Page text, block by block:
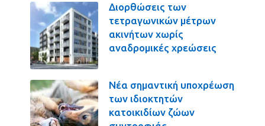
Διορθώσεις των
τετραγωνικών μέτρων
ακινήτων χωρίς
αναδρομικές χρεώσεις
Νέα σημαντική υποχρέωση
των ιδιοκτητών
κατοικιδίων ζώων